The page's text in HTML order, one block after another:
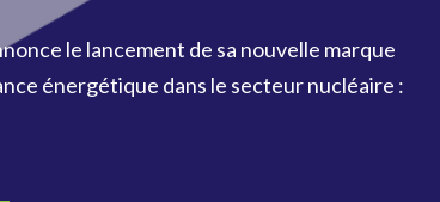
le lancement de sa nouvelle marque
énergétique dans le secteur nucléaire :